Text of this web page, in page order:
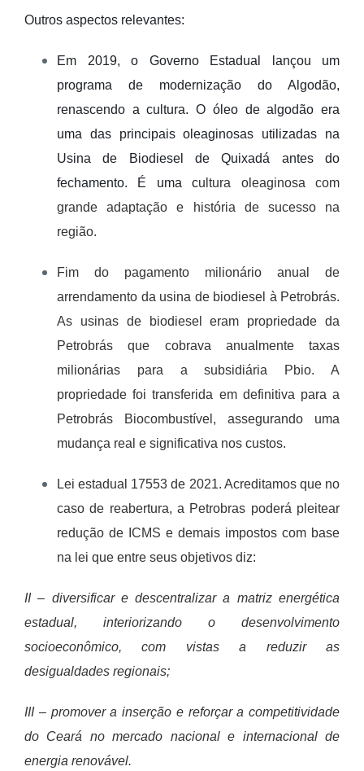
Outros aspectos relevantes:
Em 2019, o Governo Estadual lançou um
programa de modernização do Algodão,
renascendo a cultura. O óleo de algodão era
uma das principais oleaginosas utilizadas na
Usina de Biodiesel de Quixadá antes do
fechamento. É uma cultura oleaginosa com
grande adaptação e história de sucesso na
região.
Fim do pagamento milionário anual de
arrendamento da usina de biodiesel à Petrobrás.
As usinas de biodiesel eram propriedade da
Petrobrás que cobrava anualmente taxas
milionárias para a subsidiária Pbio. A
propriedade foi transferida em definitiva para a
Petrobrás Biocombustível, assegurando uma
mudança real e significativa nos custos.
Lei estadual 17553 de 2021. Acreditamos que no
caso de reabertura, a Petrobras poderá pleitear
redução de ICMS e demais impostos com base
na lei que entre seus objetivos diz:
II – diversificar e descentralizar a matriz energética
estadual, interiorizando o desenvolvimento
socioeconômico, com vistas a reduzir as
desigualdades regionais;
III – promover a inserção e reforçar a competitividade
do Ceará no mercado nacional e internacional de
energia renovável.